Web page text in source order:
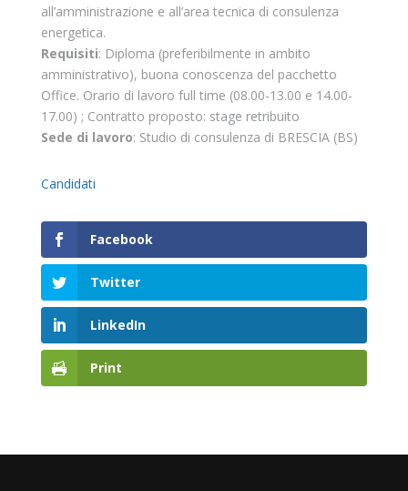
all’amministrazione e all’area tecnica di consulenza
energetica.
Requisiti: Diploma (preferibilmente in ambito
amministrativo), buona conoscenza del pacchetto
Office. Orario di lavoro full time (08.00-13.00 e 14.00-
17.00) ; Contratto proposto: stage retribuito
Sede di lavoro: Studio di consulenza di BRESCIA (BS)
Candidati
Facebook
Twitter
LinkedIn
Print